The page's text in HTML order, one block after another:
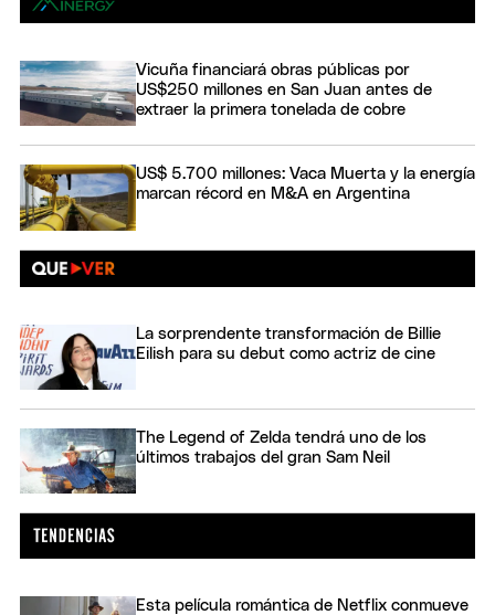
Vicuña financiará obras públicas por
US$250 millones en San Juan antes de
extraer la primera tonelada de cobre
US$ 5.700 millones: Vaca Muerta y la energía
marcan récord en M&A en Argentina
La sorprendente transformación de Billie
Eilish para su debut como actriz de cine
The Legend of Zelda tendrá uno de los
últimos trabajos del gran Sam Neil
Esta película romántica de Netflix conmueve